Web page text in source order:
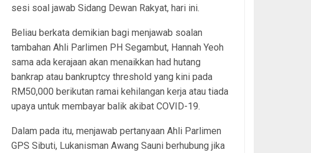
sesi soal jawab Sidang Dewan Rakyat, hari ini.
Beliau berkata demikian bagi menjawab soalan
tambahan Ahli Parlimen PH Segambut, Hannah Yeoh
sama ada kerajaan akan menaikkan had hutang
bankrap atau bankruptcy threshold yang kini pada
RM50,000 berikutan ramai kehilangan kerja atau tiada
upaya untuk membayar balik akibat COVID-19.
Dalam pada itu, menjawab pertanyaan Ahli Parlimen
GPS Sibuti, Lukanisman Awang Sauni berhubung jika